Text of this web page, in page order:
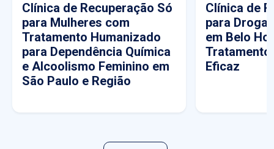
Clínica de Recuperação Só
para Mulheres com
Tratamento Humanizado
para Dependência Química
e Alcoolismo Feminino em
São Paulo e Região
Clínica de
para
em Belo
Tratamento
Eficaz